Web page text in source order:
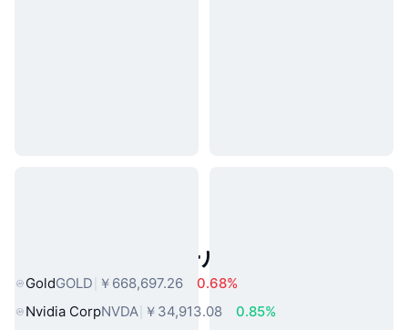
人気のリアルワールドアセット
GoldGOLD ￥668,697.26
0.68%
Nvidia CorpNVDA ￥34,913.08
0.85%